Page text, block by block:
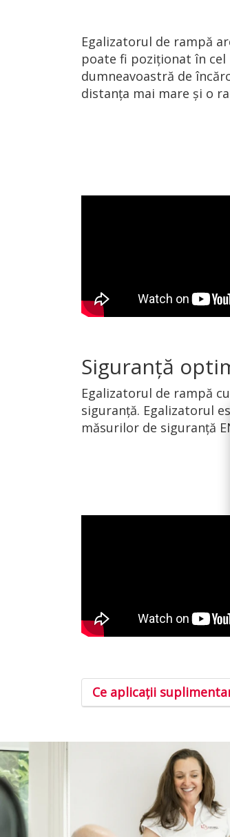
Egalizatorul de rampă
poate fi poziționat în
dumneavoastră de
distanța mai mare și o
Siguranţă
Egalizatorul de rampă
siguranţă. Egalizatorul
măsurilor de siguranţă
Ce aplicaţii